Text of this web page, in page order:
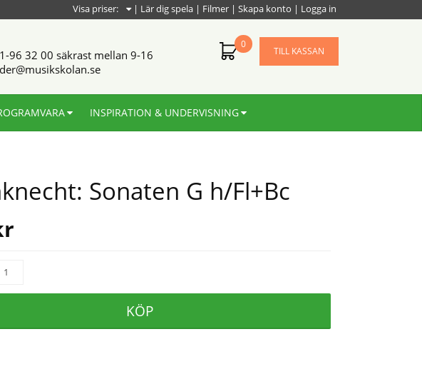
| Lär dig spela | Filmer | Skapa konto | Logga in
Visa priser:
96 32 00 säkrast mellan 9-16
0
TILL KASSAN
INSPIRATION & UNDERVISNING
Sonaten G h/Fl+Bc
KÖP